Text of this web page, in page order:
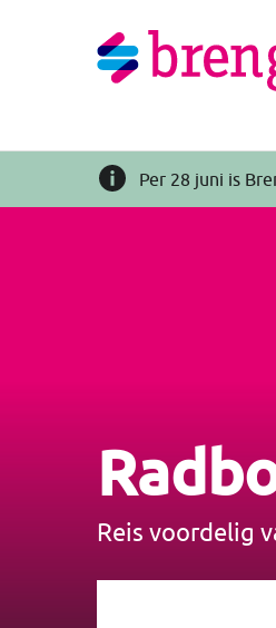
Per 28 juni is
Reis voordelig